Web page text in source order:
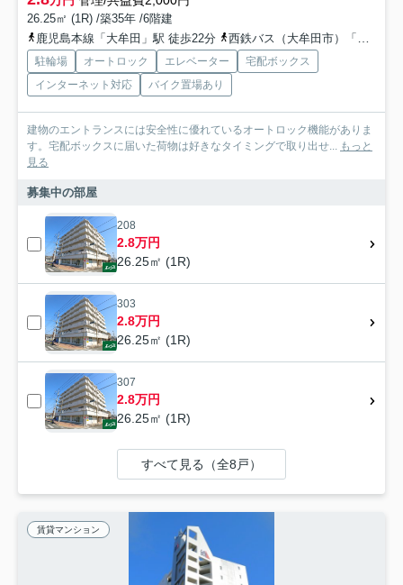
26.25㎡ (1R) /築35年 /6階建
鹿児島本線「大牟田」駅 徒歩22分
西鉄バス（大牟田市）「天領町一丁目」バス停下車 徒歩3分
駐輪場 オートロック エレベーター
宅配ボックス
インターネット対応
バイク置場あり
建物のエントランスには安全性に優れているオートロック機能がありま
す。宅配ボックスに届いた荷物は好きなタイミングで取り出せ... もっと
見る
募集中の部屋
208
2.8万円
26.25㎡ (1R)
303
2.8万円
26.25㎡ (1R)
307
2.8万円
26.25㎡ (1R)
すべて見る（全8戸）
賃貸マンション